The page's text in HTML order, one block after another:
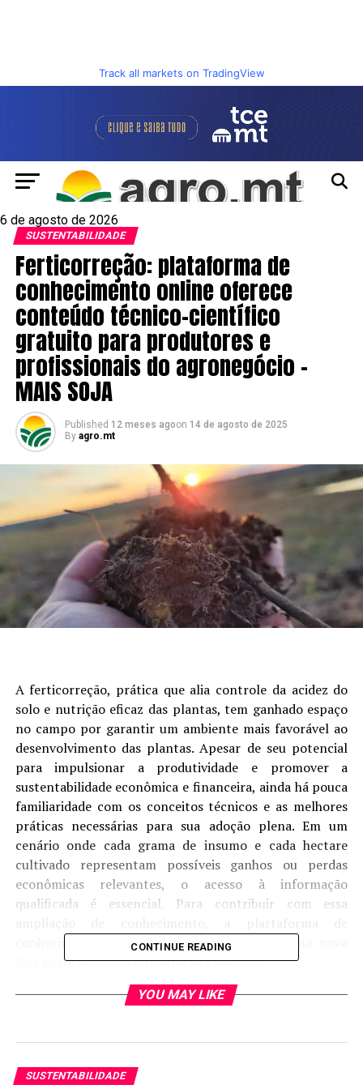
Track all markets on TradingView
6 de agosto de 2026
SUSTENTABILIDADE
Ferticorreção: plataforma de
conhecimento online oferece
conteúdo técnico-científico
gratuito para produtores e
profissionais do agronegócio –
MAIS SOJA
Published 12 meses agoon 14 de agosto de 2025
By agro.mt
A ferticorreção, prática que alia controle da acidez do
solo e nutrição eficaz das plantas, tem ganhado espaço
no campo por garantir um ambiente mais favorável ao
desenvolvimento das plantas. Apesar de seu potencial
para impulsionar a produtividade e promover a
sustentabilidade econômica e financeira, ainda há pouca
familiaridade com os conceitos técnicos e as melhores
práticas necessárias para sua adoção plena. Em um
cenário onde cada grama de insumo e cada hectare
cultivado representam possíveis ganhos ou perdas
econômicas relevantes, o acesso à informação
qualificada é essencial. Para contribuir com essa
conhecimento online“Ferticorreção”
fase neste mês: o“Ferticorreção Podcast”.
Além do site oficial, agora o projeto passa a contar com
compreensão dos conceitos e incentivar práticas de
CONTINUE READING
YOU MAY LIKE
SUSTENTABILIDADE